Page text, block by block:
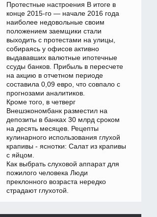
Протестные настроения В итоге в
конце 2015-го — начале 2016 года
наиболее недовольные своим
положением заемщики стали
выходить с протестами на улицы,
собираясь у офисов активно
выдававших валютные ипотечные
ссуды банков. Прибыль в пересчете
на акцию в отчетном периоде
составила 0,09 евро, что совпало с
прогнозами аналитиков.
Кроме того, в четверг
Внешэкономбанк разместил на
депозиты в банках 30 млрд сроком
на десять месяцев. Рецепты
кулинарного использования глухой
крапивы - яснотки: Салат из крапивы
с яйцом.
Как выбрать слуховой аппарат для
пожилого человека Люди
преклонного возраста нередко
страдают глухотой.